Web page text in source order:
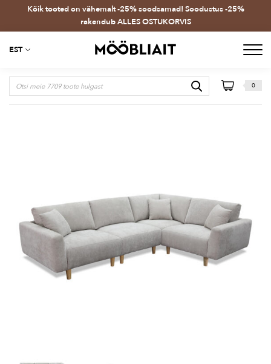
Kõik tooted on vähemalt -25% soodsamad! Soodustus -25%
rakendub ALLES OSTUKORVIS
EST
0